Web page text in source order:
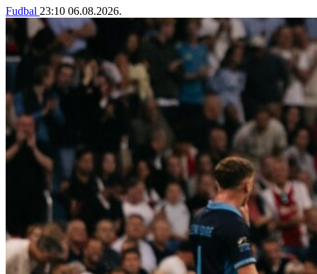
Fudbal 23:10 06.08.2026.